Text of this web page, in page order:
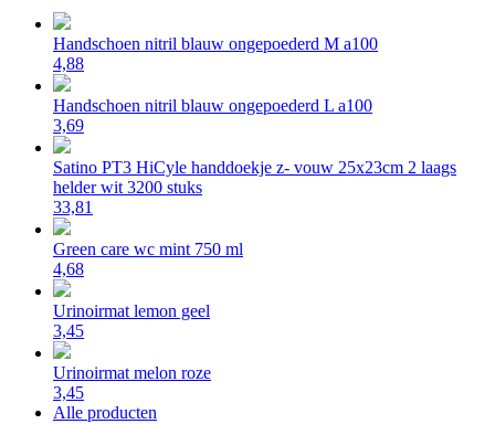
Handschoen nitril blauw ongepoederd M a100
4,88
Handschoen nitril blauw ongepoederd L a100
3,69
Satino PT3 HiCyle handdoekje z- vouw 25x23cm 2 laags
helder wit 3200 stuks
33,81
Green care wc mint 750 ml
4,68
Urinoirmat lemon geel
3,45
Urinoirmat melon roze
3,45
Alle producten